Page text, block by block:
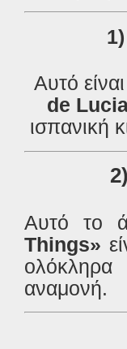
Αυτό
de
ισπανική
2)
Αυτό το
Things»
αναμονή.